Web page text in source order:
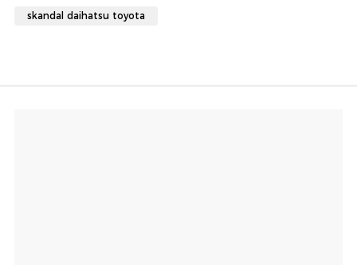
skandal daihatsu toyota